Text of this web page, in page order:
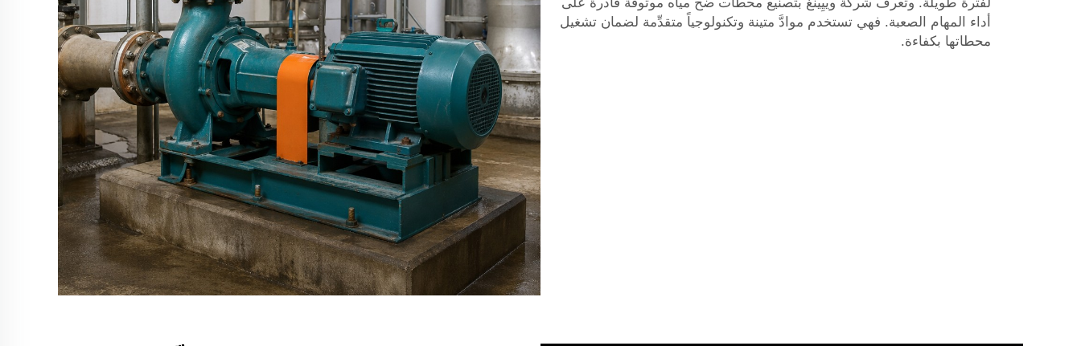
أداء المهام الصعبة. فهي تستخدم موادَّ متينة وتكنولوجياً متقدِّمة لضمان تشغيل
محطاتها بكفاءة.